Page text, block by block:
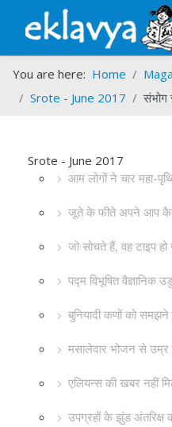
You are here: Home
Srote - June 2017
संभोग
Srote - June 2017
आम लोगों ने चार महा-
जूते के फीते अपने आप
जो सोचते हैं, वह टाइप हो
पद्म विभूषित वैज्ञानिक
बुनियादी कणों को
मसालेदार भोजन से उम्र
एलियन्स की खबर नहीं
उपग्रहों के झुंड